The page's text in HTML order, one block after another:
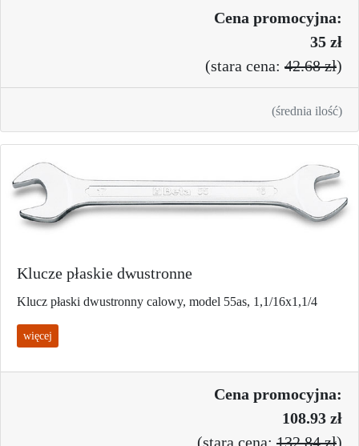
Cena promocyjna:
35 zł
(stara cena: 42.68 zł)
(średnia ilość)
Klucze płaskie dwustronne
Klucz płaski dwustronny calowy, model 55as, 1,1/16x1,1/4
więcej
Cena promocyjna:
108.93 zł
(stara cena: 132.84 zł)